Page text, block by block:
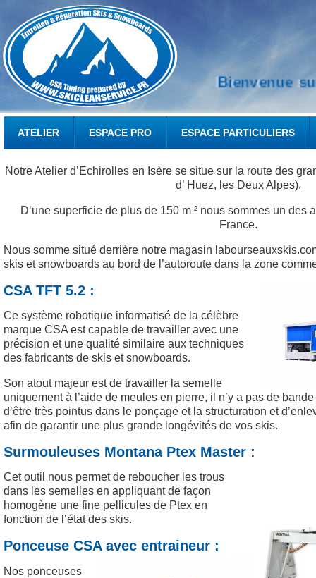
Bienvenue
MAIN MENU
SKIP TO CONTENT
ATELIER ESPACE PRO ESPACE PARTICULIERS
Notre Atelier d’Echirolles en Isère se situe sur la route des
d’ Huez, les Deux Alpes).
D’une superficie de plus de 150 m ² nous sommes un des
France.
Nous somme situé derrière notre magasin
skis et snowboards au bord de l’autoroute dans la zone
CSA TFT 5.2 :
Ce système robotique informatisé de la célèbre
marque CSA est capable de travailler avec une
précision et une qualité similaire aux techniques
des fabricants de skis et snowboards.
Son atout majeur est de travailler la semelle
uniquement à l’aide de meules en pierre, il n’y a pas de
d’être très pointus dans le ponçage et la structuration et
afin de garantir une plus grande longévités de vos skis.
Surmouleuses Montana Ptex Master :
Cet outil nous permet de reboucher les trous
dans les semelles en appliquant de façon
homogène une fine pellicules de Ptex en
fonction de l’état des skis.
Ponceuse CSA avec entraineur :
Nos ponceuses